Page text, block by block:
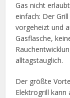
Gas nicht
einfach: Der
vorgeheizt und
Gasflasche,
alltagstauglich.
Der größte
Elektrogrill